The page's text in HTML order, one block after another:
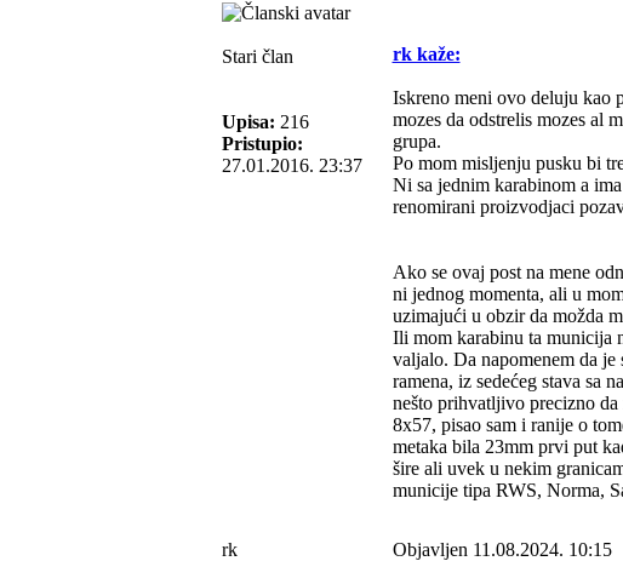
Stari član
Upisa: 216
Pristupio:
27.01.2016. 23:37
rk kaže:
Iskreno meni ovo deluju kao
mozes da odstrelis mozes al
grupa.
Po mom misljenju pusku bi
Ni sa jednim karabinom a
renomirani proizvodjaci
Ako se ovaj post na mene
ni jednog momenta, ali u
uzimajući u obzir da možda
Ili mom karabinu ta municija
valjalo. Da napomenem da
ramena, iz sedećeg stava sa
nešto prihvatljivo precizno
8x57, pisao sam i ranije o
metaka bila 23mm prvi put
šire ali uvek u nekim
municije tipa RWS, Norma,
rk Objavljen 11.08.2024. 10:15